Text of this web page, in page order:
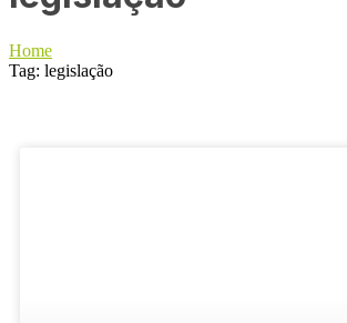
Home
Tag: legislação